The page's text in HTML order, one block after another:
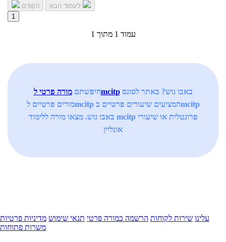
הקודם
1
עמוד 1 מתוך 1
חיפשתםמורה פרטי לmcitpבאבו גוש? באתר לסונס
מורים פרטיים לmcitp המציעים שיעורים פרטיים בmcitp
באבו גוש. מצאו מורה ללימוד mcitp פרונטלית או שיעורי
אונליין
עלינו שירות לקוחות הרשמה כמורה פרטי תנאי שימוש מדיניות פרטיות
משרות פתוחות